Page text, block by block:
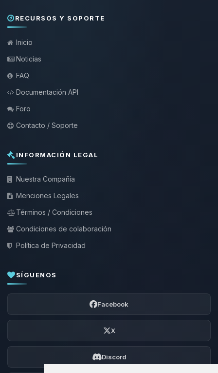
RECURSOS Y SOPORTE
Inicio
Noticias
FAQ
Documentación API
Foro
Contacto / Soporte
INFORMACIÓN LEGAL
Nuestra Compañía
Menciones Legales
Términos / Condiciones
Condiciones de colaboración
Política de Privacidad
SÍGUENOS
Facebook
X
Discord